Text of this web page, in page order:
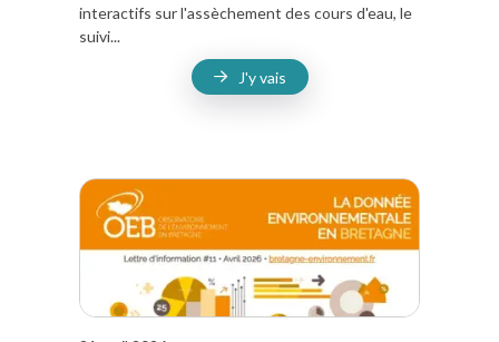
interactifs sur l'assèchement des cours d'eau, le
suivi...
J'y vais